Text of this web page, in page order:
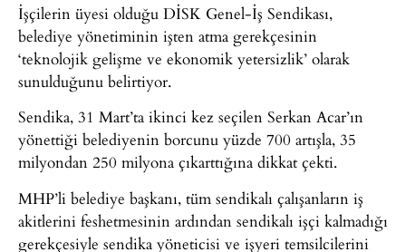
İşçilerin üyesi olduğu DİSK Genel-İş Sendikası,
belediye yönetiminin işten atma gerekçesinin
‘teknolojik gelişme ve ekonomik yetersizlik’ olarak
sunulduğunu belirtiyor.
Sendika, 31 Mart’ta ikinci kez seçilen Serkan Acar’ın
yönettiği belediyenin borcunu yüzde 700 artışla, 35
milyondan 250 milyona çıkarttığına dikkat çekti.
MHP’li belediye başkanı, tüm sendikalı çalışanların iş
akitlerini feshetmesinin ardından sendikalı işçi kalmadığı
gerekçesiyle sendika yöneticisi ve işyeri temsilcilerini